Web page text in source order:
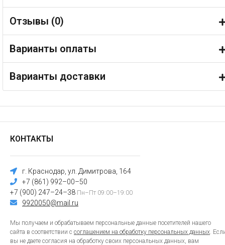
Отзывы (0)
Варианты оплаты
Варианты доставки
КОНТАКТЫ
г. Краснодар, ул. Димитрова, 164
+7 (861) 992–00–50
+7 (900) 247–24–38 Пн–Пт 09:00–19:00
9920050@mail.ru
Мы получаем и обрабатываем персональные данные посетителей нашего
сайта в соответствии с соглашением на обработку персональных данных.
вы не даете согласия на обработку своих персональных данных, вам